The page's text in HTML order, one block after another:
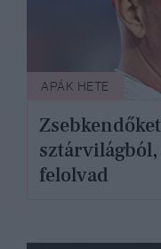
APÁK HETE
sztárvilágból,
felolvad